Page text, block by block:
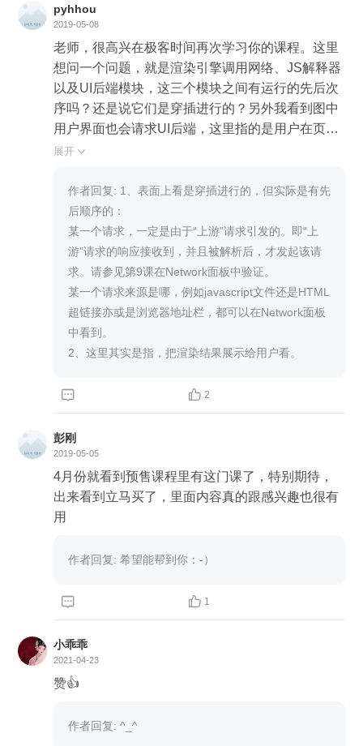

58 [Calculated window size: 258] [Window size sc
aling factor: -1 (unknown)] Checksum: 0x7872 [unv
erified] [Checksum Status: Unverified] Urgent point
er: 0 Options: (12 bytes), No-Operation (NOP), No-
Operation (NOP), Timestamps [SEQ/ACK analysis]
[Timestamps] TCP payload (318 bytes) Hypertext T
ransfer Protocol GET /_aliases HTTP/1.1\r\n Host:
10.65.1.151:9222\r\n Connection: keep-alive\r\n Ac
User-Agent: Mozilla/5.0 (Windows NT 6.1; WOW6
4) AppleWebKit/537.36 (KHTML, like Gecko) Chro
me/66.0.3359.139 Safari/537.36\r\n Accept-Encodi
ng: gzip, deflate\r\n Accept-Language: zh-CN,zh;q
=0.9\r\n \r\n [Full request URI: http://10.65.1.151:92
22/_aliases] [HTTP request 1/9] [Response in fram
e: 55] [Next request in frame: 176] 上面tcp报文的se
q=1,应该是客户端和服务端的第一次握手，但是怎
么可以携带http数据呢，这点真有点想不通，按道
数据吧
pyhhou
2019-05-08
老师，很高兴在极客时间再次学习你的课程。这里
想问一个问题，就是渲染引擎调用网络、JS解释器
以及UI后端模块，这三个模块之间有运行的先后次
序吗？还是说它们是穿插进行的？另外我看到图中
用户界面也会请求UI后端，这里指的是用户在页面
上的操作会触发 UI后端模块的响应？谢谢老师
展开 
作者回复: 1、表面上看是穿插进行的，但实际是有先
后顺序的：
某一个请求，一定是由于“上游”请求引发的。即“上
游”请求的响应接收到，并且被解析后，才发起该请
求。请参见第9课在Network面板中验证。
某一个请求来源是哪，例如javascript文件还是HTML
超链接亦或是浏览器地址栏，都可以在Network面板
中看到。
2、这里其实是指，把渲染结果展示给用户看。
  2
彭刚
2019-05-05
4月份就看到预售课程里有这门课了，特别期待，
出来看到立马买了，里面内容真的跟感兴趣也很有
用
作者回复: 希望能帮到你：-）
  1
小乖乖
2021-04-23
赞👍
作者回复: ^_^